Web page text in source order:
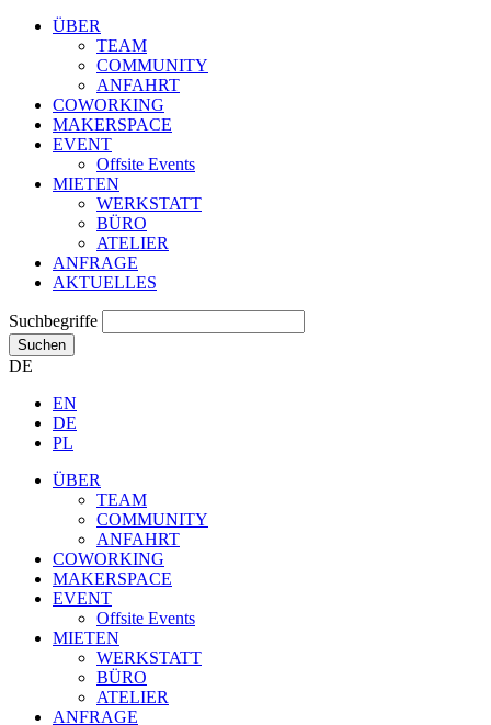
ÜBER
TEAM
COMMUNITY
ANFAHRT
COWORKING
MAKERSPACE
EVENT
Offsite Events
MIETEN
WERKSTATT
BÜRO
ATELIER
ANFRAGE
AKTUELLES
Suchbegriffe
Suchen
DE
EN
DE
PL
ÜBER
TEAM
COMMUNITY
ANFAHRT
COWORKING
MAKERSPACE
EVENT
Offsite Events
MIETEN
WERKSTATT
BÜRO
ATELIER
ANFRAGE